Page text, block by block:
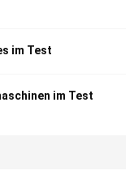
im Test
im Test